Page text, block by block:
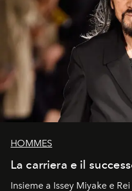
HOMMES
La carriera e il
Insieme a Issey Miyake e